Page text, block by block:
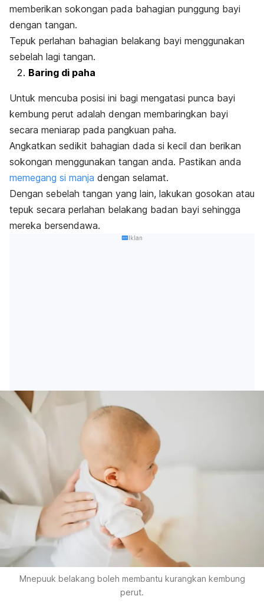
memberikan sokongan pada bahagian punggung bayi
dengan tangan.
Tepuk perlahan bahagian belakang bayi menggunakan
sebelah lagi tangan.
Baring di paha
Untuk mencuba posisi ini bagi mengatasi punca bayi
kembung perut adalah dengan membaringkan bayi
secara meniarap pada pangkuan paha.
Angkatkan sedikit bahagian dada si kecil dan berikan
sokongan menggunakan tangan anda. Pastikan anda
memegang si manja dengan selamat.
Dengan sebelah tangan yang lain, lakukan gosokan atau
tepuk secara perlahan belakang badan bayi sehingga
mereka bersendawa.
Iklan
Mnepuuk belakang boleh membantu kurangkan kembung
perut.